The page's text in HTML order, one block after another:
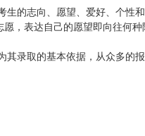
的志向、愿望、爱好、个性
，表达自己的愿望即向往何
其录取的基本依据，从众多的